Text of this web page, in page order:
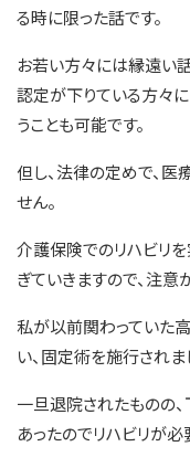
る時に限った話です。
お若い方々には縁遠い
認定が下りている方々
うことも可能です。
但し、法律の定めで、
せん。
介護保険でのリハビリ
ぎていきますので、注意
私が以前関わっていた
い、固定術を施行されま
一旦退院されたものの
あったのでリハビリが必